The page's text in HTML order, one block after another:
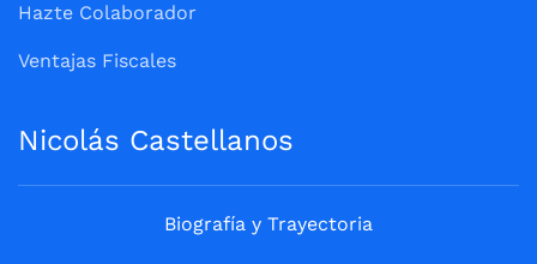
Hazte Colaborador
Ventajas Fiscales
Nicolás Castellanos
Biografía y Trayectoria